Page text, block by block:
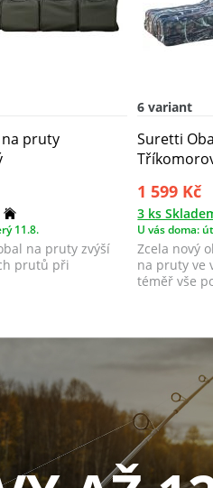
pruty
11.8.
na pruty zvýší
prutů při
6 variant
Suretti
1 599 Kč
3 ks
U vás doma:
Zcela nový
na pruty ve
téměř vše